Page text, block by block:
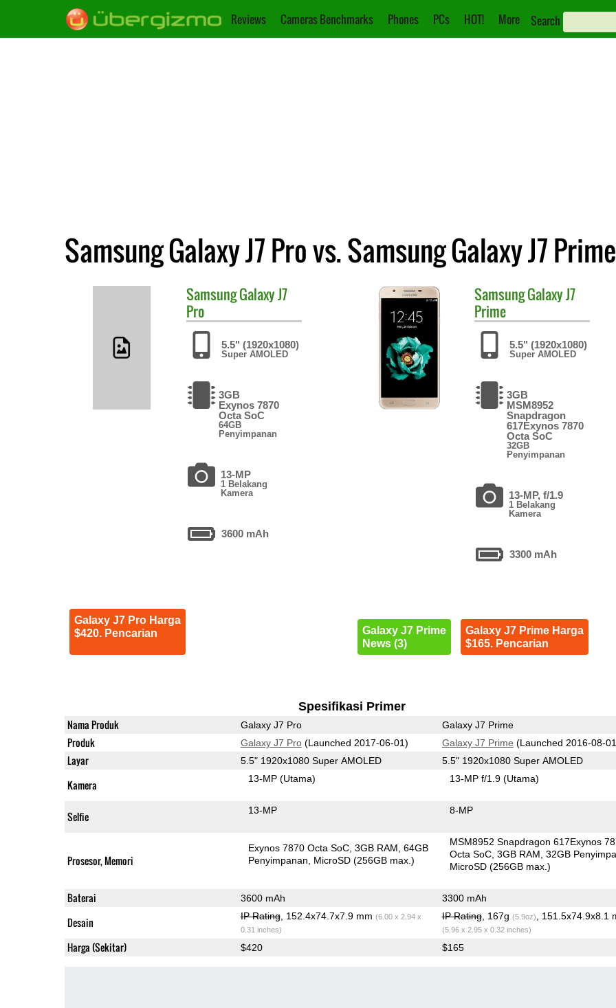
Reviews Cameras Benchmarks Phones PCs HOT! More Search
Samsung Galaxy J7 Pro vs. Samsung Galaxy J7 Prime
SamsungGalaxy J7
Pro
5.5" (1920x1080)
Super AMOLED
3GB
Exynos 7870
Octa SoC
64GB
Penyimpanan
13-MP
1 Belakang
Kamera
3600 mAh
Galaxy J7 Pro Harga
$420. Pencarian
SamsungGalaxy J7
Prime
5.5" (1920x1080)
Super AMOLED
3GB
MSM8952
Snapdragon
617Exynos 7870
Octa SoC
32GB
Penyimpanan
13-MP, f/1.9
1 Belakang
Kamera
3300 mAh
Galaxy J7 Prime
News (3)
Galaxy J7 Prime Harga
$165. Pencarian
Spesifikasi Primer
Nama Produk Galaxy J7 Pro Galaxy J7 Prime
Produk Galaxy J7 Pro(Launched 2017-06-01) Galaxy J7 Prime (Launched 2016-08-
Layar 5.5" 1920x1080 Super AMOLED 5.5" 1920x1080 Super AMOLED
Kamera 13-MP(Utama) 13-MP f/1.9(Utama)
Selfie 13-MP 8-MP
Prosesor, Memori
Exynos 7870 Octa SoC 3GB RAM 64GB
Penyimpanan
MicroSD (256GB max.)
MSM8952 Snapdragon 617Exynos
Octa SoC 3GB RAM 32GB
MicroSD (256GB max.)
Baterai 3600 mAh 3300 mAh
Desain IP Rating, 152.4x74.7x7.9 mm (6.00 x 2.94 x
0.31 inches)
IP Rating, 167g (5.9oz) , 151.5x74.9x8.1
(5.96 x 2.95 x 0.32 inches)
Harga (Sekitar) $420 $165